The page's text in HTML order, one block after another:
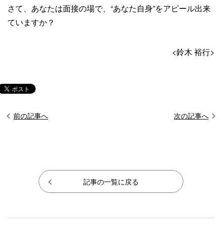
さて、あなたは面接の場で、“あなた自身”をアピール出来
ていますか？
<鈴木 裕行>
前の記事へ 次の記事へ
記事の一覧に戻る